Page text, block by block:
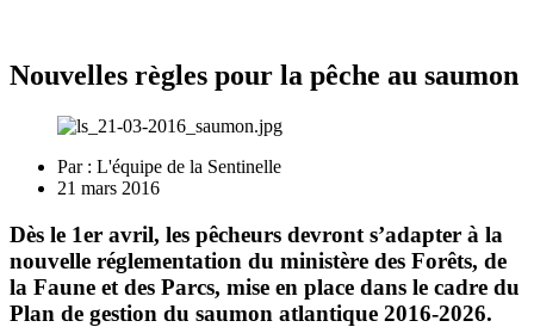
Nouvelles règles pour la pêche au saumon
Par : L'équipe de la Sentinelle
21 mars 2016
Dès le 1er avril, les pêcheurs devront s’adapter à la
nouvelle réglementation du ministère des Forêts, de
la Faune et des Parcs, mise en place dans le cadre du
Plan de gestion du saumon atlantique 2016-2026.